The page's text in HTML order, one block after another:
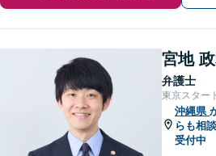
宮地
弁護士
東京スター
沖縄県
らも相談
受付中